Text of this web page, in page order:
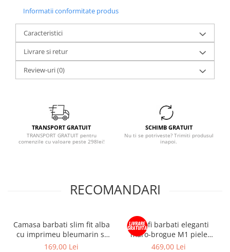
Informatii conformitate produs
Caracteristici
Livrare si retur
Review-uri(0)
TRANSPORT GRATUIT
TRANSPORT GRATUIT pentru
comenzile cu valoare peste 298lei!
SCHIMB GRATUIT
Nu ti se potriveste? Trimiti produsul
inapoi.
RECOMANDARI
Camasa barbati slim fit alba
cu imprimeu bleumarin si
maro
169,00 Lei
Pantofi barbati eleganti
maro-brogue M1 piele
CONFORT
469,00 Lei